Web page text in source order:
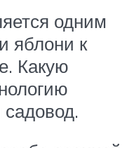
одним
яблони к
Какую